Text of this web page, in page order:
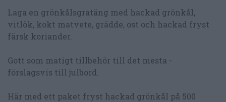
Laga en grönkålsgratäng med hackad grönkål,
vitlök, kokt matvete, grädde, ost och hackad fryst
färsk koriander.
Gott som matigt tillbehör till det mesta -
förslagsvis till julbord.
Här med ett paket fryst hackad grönkål på 500